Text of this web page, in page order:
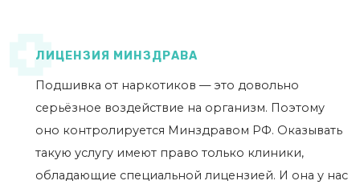
ЛИЦЕНЗИЯ МИНЗДРАВА
Подшивка от наркотиков — это довольно
серьёзное воздействие на организм. Поэтому
оно контролируется Минздравом РФ. Оказывать
такую услугу имеют право только клиники,
обладающие специальной лицензией. И она у нас